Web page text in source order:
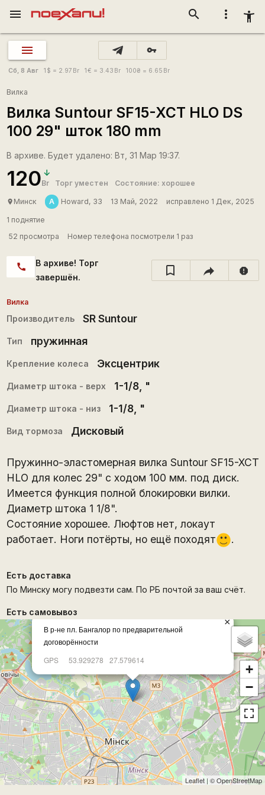
more_vert accessibility_new
search
menu
vpn_key
Сб, 8 Авг 1 $ = 2.97 Br 1€ = 3.43 Br 100₴ = 6.65 Br
Вилка
Вилка Suntour SF15-XCT HLO DS
100 29" шток 180 mm
В архиве. Будет удалено: Вт, 31 Мар 19:37.
120Br Торг уместен Состояние: хорошее
place Минск А Howard, 33 13 Май, 2022 исправлено 1 Дек, 2025
1 поднятие
52 просмотра
Номер телефона посмотрели 1 раз
call
В архиве! Торг
завершён.
report
Вилка
Производитель SR Suntour
Тип пружинная
Крепление колеса Эксцентрик
Диаметр штока - верх 1-1/8, "
Диаметр штока - низ 1-1/8, "
Вид тормоза Дисковый
Пружинно-эластомерная вилка Suntour SF15-XCT
HLO для колес 29" с ходом 100 мм. под диск.
Имеется функция полной блокировки вилки.
Диаметр штока 1 1/8".
Состояние хорошее. Люфтов нет, локаут
работает. Ноги потёрты, но ещё походят :) .
Есть доставка
По Минску могу подвезти сам. По РБ почтой за ваш счёт.
Есть самовывоз
В р-не пл. Бангалор по предварительной
договорённости
GPS
53.929278 27.579614
×
+
−
Leaflet | ©OpenStreetMap